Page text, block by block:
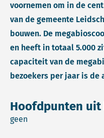
voornemen om in de
van de gemeente
bouwen. De
en heeft in totaal 5.000
capaciteit van de
bezoekers per jaar is
Hoofdpunten uit
geen